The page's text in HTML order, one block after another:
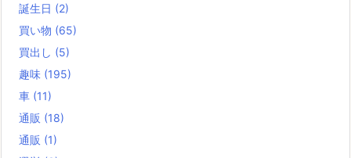
誕生日 (2)
買い物 (65)
買出し (5)
趣味 (195)
車 (11)
通販 (18)
通販 (1)